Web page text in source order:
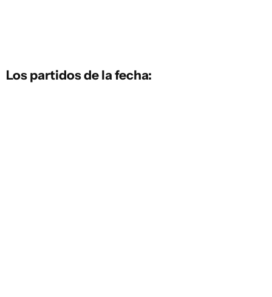
Los partidos de la fecha: